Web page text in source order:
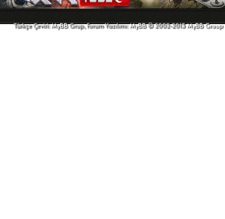
Türkçe Çeviri:MyBBGrup, Forum Yazılımı:MyBB© 2002-2013MyBB Group